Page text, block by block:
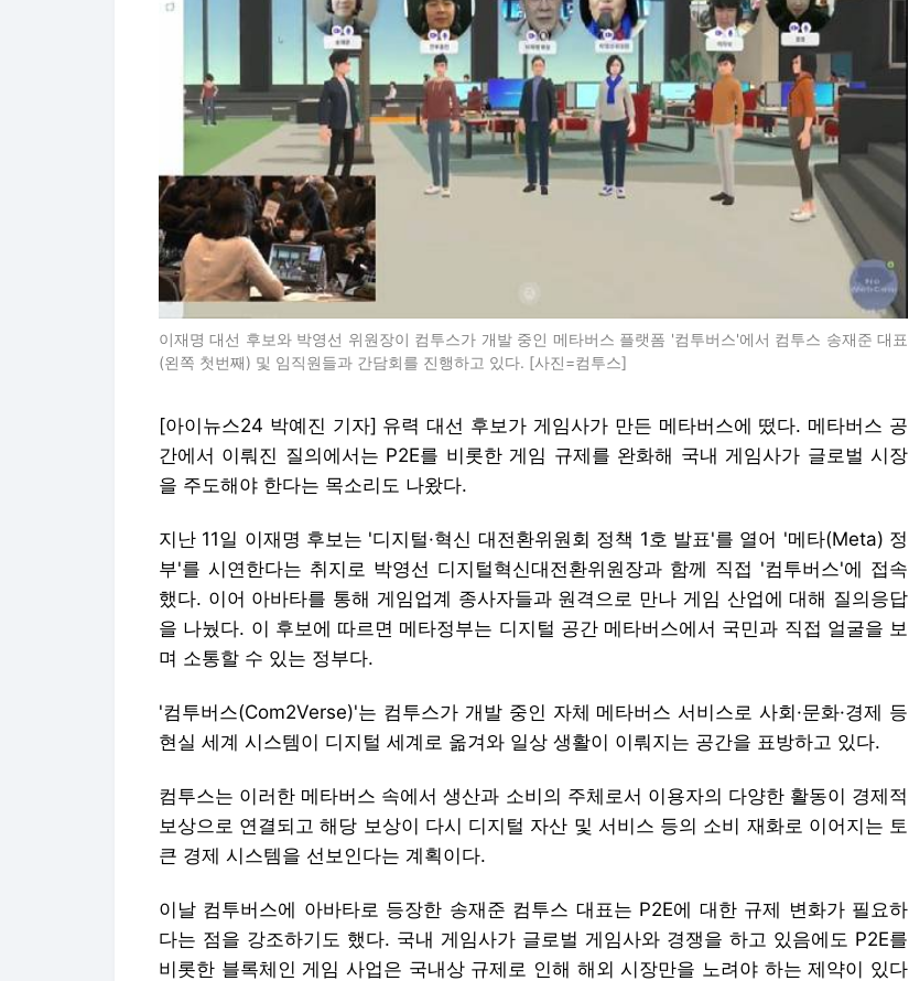
이재명 대선 후보와 박영선 위원장이 컴투스가 개발 중인 메타버스 플랫폼 '컴투버스'에서 컴투스 송재준 대표
(왼쪽 첫번째) 및 임직원들과 간담회를 진행하고 있다. [사진=컴투스]
[아이뉴스24 박예진 기자] 유력 대선 후보가 게임사가 만든 메타버스에 떴다. 메타버스 공
간에서 이뤄진 질의에서는 P2E를 비롯한 게임 규제를 완화해 국내 게임사가 글로벌 시장
을 주도해야 한다는 목소리도 나왔다.
지난 11일 이재명 후보는 '디지털·혁신 대전환위원회 정책 1호 발표'를 열어 '메타(Meta) 정
부'를 시연한다는 취지로 박영선 디지털혁신대전환위원장과 함께 직접 '컴투버스'에 접속
했다. 이어 아바타를 통해 게임업계 종사자들과 원격으로 만나 게임 산업에 대해 질의응답
을 나눴다. 이 후보에 따르면 메타정부는 디지털 공간 메타버스에서 국민과 직접 얼굴을 보
며 소통할 수 있는 정부다.
'컴투버스(Com2Verse)'는 컴투스가 개발 중인 자체 메타버스 서비스로 사회·문화·경제 등
현실 세계 시스템이 디지털 세계로 옮겨와 일상 생활이 이뤄지는 공간을 표방하고 있다.
컴투스는 이러한 메타버스 속에서 생산과 소비의 주체로서 이용자의 다양한 활동이 경제적
보상으로 연결되고 해당 보상이 다시 디지털 자산 및 서비스 등의 소비 재화로 이어지는 토
큰 경제 시스템을 선보인다는 계획이다.
이날 컴투버스에 아바타로 등장한 송재준 컴투스 대표는 P2E에 대한 규제 변화가 필요하
다는 점을 강조하기도 했다. 국내 게임사가 글로벌 게임사와 경쟁을 하고 있음에도 P2E를
비롯한 블록체인 게임 사업은 국내상 규제로 인해 해외 시장만을 노려야 하는 제약이 있다